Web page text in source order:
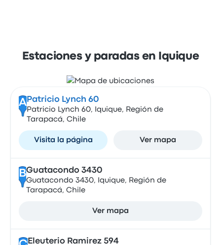
Estaciones y paradas en Iquique
A Patricio Lynch 60
Patricio Lynch 60, Iquique, Región de
Tarapacá, Chile
Visita la página Ver mapa
BGuatacondo 3430
Guatacondo 3430, Iquique, Región de
Tarapacá, Chile
Ver mapa
Eleuterio Ramirez 594